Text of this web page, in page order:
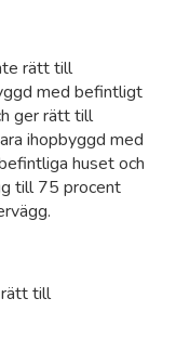
rätt till
med befintligt
ger rätt till
ihopbyggd med
huset och
till 75 procent
rätt till